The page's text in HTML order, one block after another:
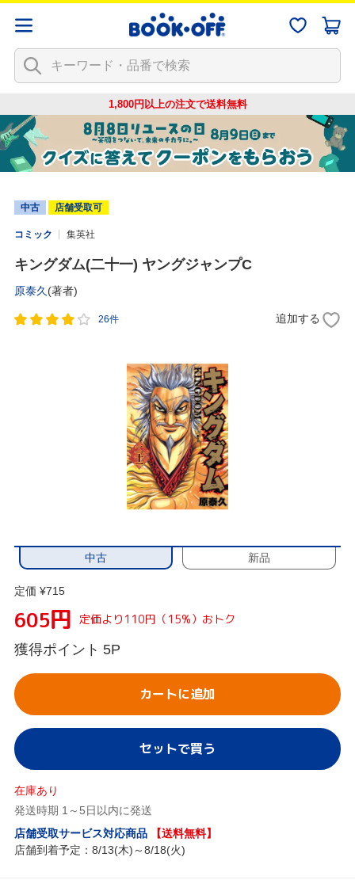
1,800円以上の注文で送料無料
中古 店舗受取可
コミック 集英社
キングダム(二十一) ヤングジャンプC
原泰久 (著者)
26件 追加する
中古 新品
定価 ¥715
605円 定価より110円（15%）おトク
獲得ポイント 5P
カートに追加
セットで買う
在庫あり
発送時期 1～5日以内に発送
店舗受取サービス対応商品
【送料無料】
店舗到着予定：8/13(木)～8/18(火)